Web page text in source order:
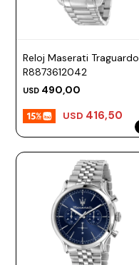
Reloj Maserati Traguardo
R8873612042
USD 490,00
USD 416,50